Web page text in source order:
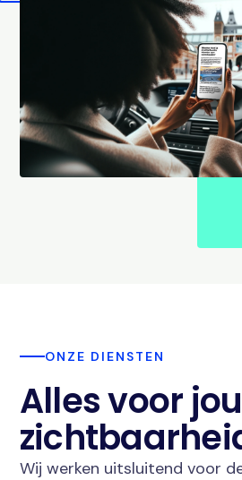
ONZE DIENSTEN
Alles voor
Wij werken uitsluitend voor